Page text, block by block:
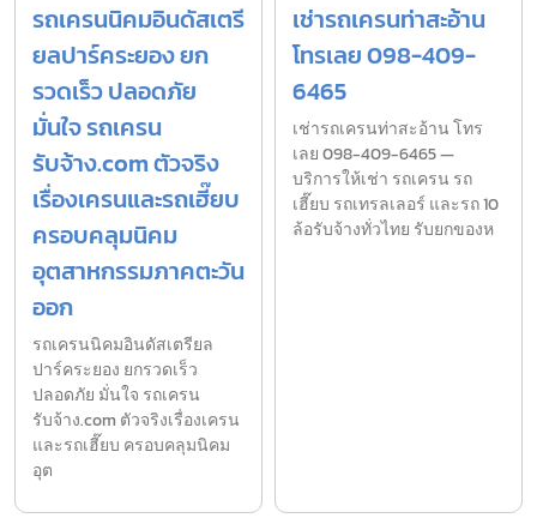
รถเครนนิคมอินดัสเตรี
ยลปาร์คระยอง ยก
รวดเร็ว ปลอดภัย
มั่นใจ รถเครน
รับจ้าง.com ตัวจริง
เรื่องเครนและรถเฮี๊ยบ
ครอบคลุมนิคม
อุตสาหกรรมภาคตะวัน
ออก
รถเครนนิคมอินดัสเตรียล
ปาร์คระยอง ยกรวดเร็ว
ปลอดภัย มั่นใจ รถเครน
รับจ้าง.com ตัวจริงเรื่องเครน
และรถเฮี๊ยบ ครอบคลุมนิคม
อุต
เช่ารถเครนท่าสะอ้าน
โทรเลย 098-409-
6465
เช่ารถเครนท่าสะอ้าน โทร
เลย 098-409-6465 —
บริการให้เช่า รถเครน รถ
เฮี๊ยบ รถเทรลเลอร์ และรถ 10
ล้อรับจ้างทั่วไทย รับยกของห